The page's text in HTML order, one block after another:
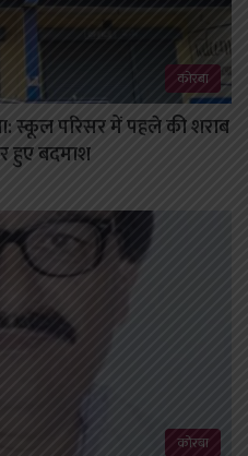
कोरबा
स्कूल परिसर में पहले की शराब
हुए बदमाश
कोरबा